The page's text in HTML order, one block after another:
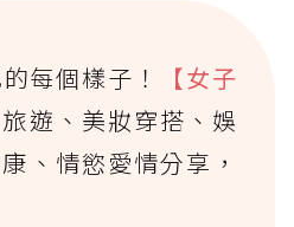
每個樣子！
【女子
遊、美妝穿搭、娛
、情慾愛情分享，